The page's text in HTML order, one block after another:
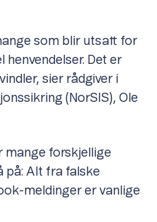
som blir utsatt for
henvendelser. Det er
sier rådgiver i
(NorSIS), Ole
mange forskjellige
på: Alt fra falske
meldinger er vanlige